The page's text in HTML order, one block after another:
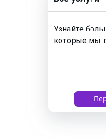
Узнайте
которые мы